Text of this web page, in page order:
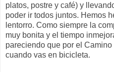
platos, postre y café) y
poder ir todos juntos. Hemos
lentorro. Como siempre la
muy bonita y el tiempo
pareciendo que por el
cuando vas en bicicleta.